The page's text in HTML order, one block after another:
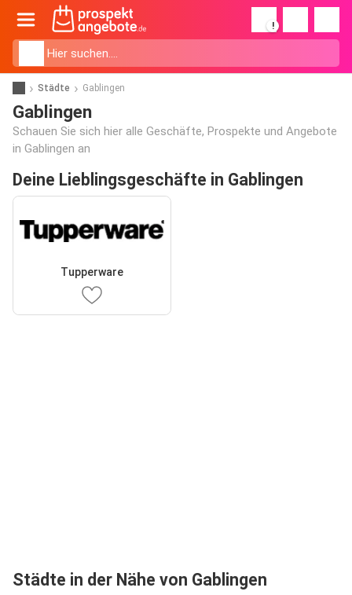
!
Städte Gablingen
Gablingen
Schauen Sie sich hier alle Geschäfte, Prospekte und Angebote
in Gablingen an
Deine Lieblingsgeschäfte in Gablingen
Tupperware
Städte in der Nähe von Gablingen